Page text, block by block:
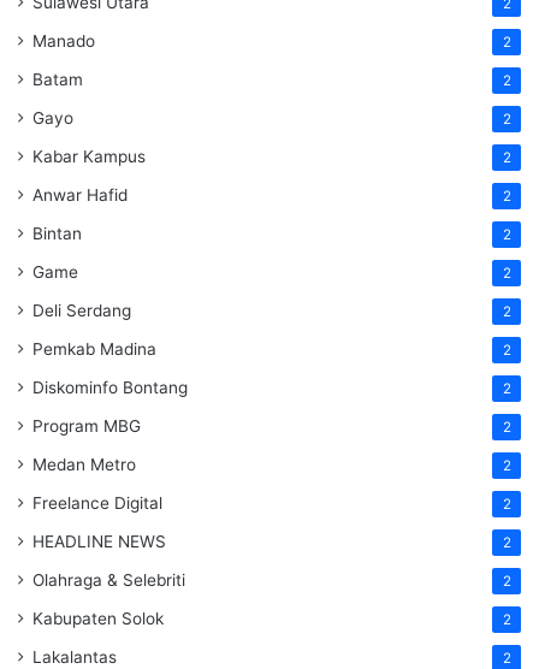
2
Manado 2
Batam 2
Gayo 2
Kabar Kampus 2
Anwar Hafid 2
Bintan 2
Game 2
Deli Serdang 2
Pemkab Madina 2
Diskominfo Bontang 2
Program MBG 2
Medan Metro 2
Freelance Digital 2
HEADLINE NEWS 2
Olahraga & Selebriti 2
Kabupaten Solok 2
Lakalantas 2